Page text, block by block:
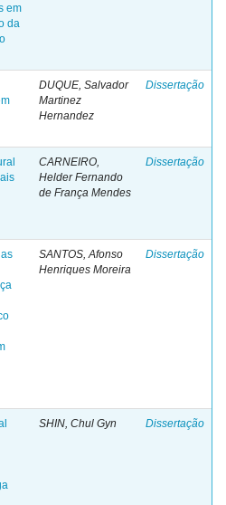
em
da
DUQUE, Salvador
Martinez
Hernandez
Dissertação
CARNEIRO,
Helder Fernando
de França Mendes
Dissertação
SANTOS, Afonso
Henriques Moreira
Dissertação
SHIN, Chul Gyn Dissertação